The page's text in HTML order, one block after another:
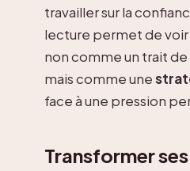
travailler sur la
lecture permet de
non comme un trait
mais comme une
face à une pression
Transformer ses